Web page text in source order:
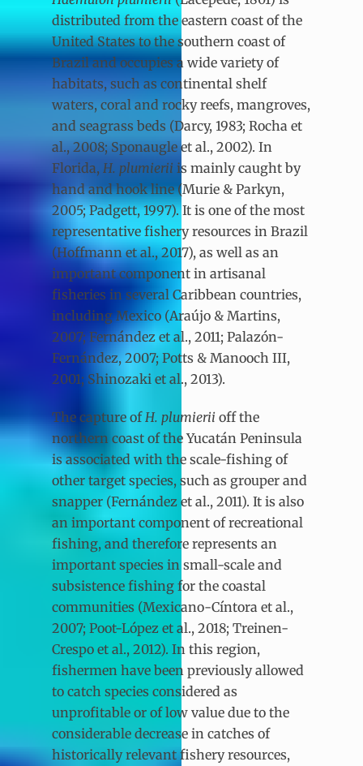
distributed from the eastern coast of the
United States to the southern coast of
Brazil and occupies a wide variety of
habitats, such as continental shelf
waters, coral and rocky reefs, mangroves,
and seagrass beds (Darcy, 1983; Rocha et
al., 2008; Sponaugle et al., 2002). In
Florida, H. plumierii is mainly caught by
hand and hook line (Murie & Parkyn,
2005; Padgett, 1997). It is one of the most
representative fishery resources in Brazil
(Hoffmann et al., 2017), as well as an
important component in artisanal
fisheries in several Caribbean countries,
including Mexico (Araújo & Martins,
2007; Fernández et al., 2011; Palazón-
Fernández, 2007; Potts & Manooch III,
2001; Shinozaki et al., 2013).
The capture of H. plumierii off the
northern coast of the Yucatán Peninsula
is associated with the scale-fishing of
other target species, such as grouper and
snapper (Fernández et al., 2011). It is also
an important component of recreational
fishing, and therefore represents an
important species in small-scale and
subsistence fishing for the coastal
communities (Mexicano-Cíntora et al.,
2007; Poot-López et al., 2018; Treinen-
Crespo et al., 2012). In this region,
fishermen have been previously allowed
to catch species considered as
unprofitable or of low value due to the
considerable decrease in catches of
historically relevant fishery resources,